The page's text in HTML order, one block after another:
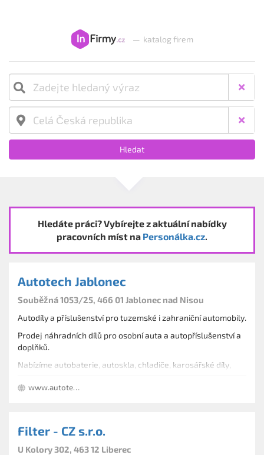
— katalog firem
Hledat
Hledáte práci? Vybírejte z aktuální nabídky
pracovních míst na Personálka.cz.
Autotech Jablonec
Souběžná 1053/25, 466 01 Jablonec nad Nisou
Autodíly a příslušenství pro tuzemské i zahraniční automobily.
Prodej náhradních dílů pro osobní auta a autopříslušenství a
doplňků.
Nabízíme autobaterie, autoskla, chladiče, karosářské díly,
alternátory, svíčky, těsnění, tlumiče, atd.
www.autotech-jablonec.cz
Filter - CZ s.r.o.
U Kolory 302, 463 12 Liberec